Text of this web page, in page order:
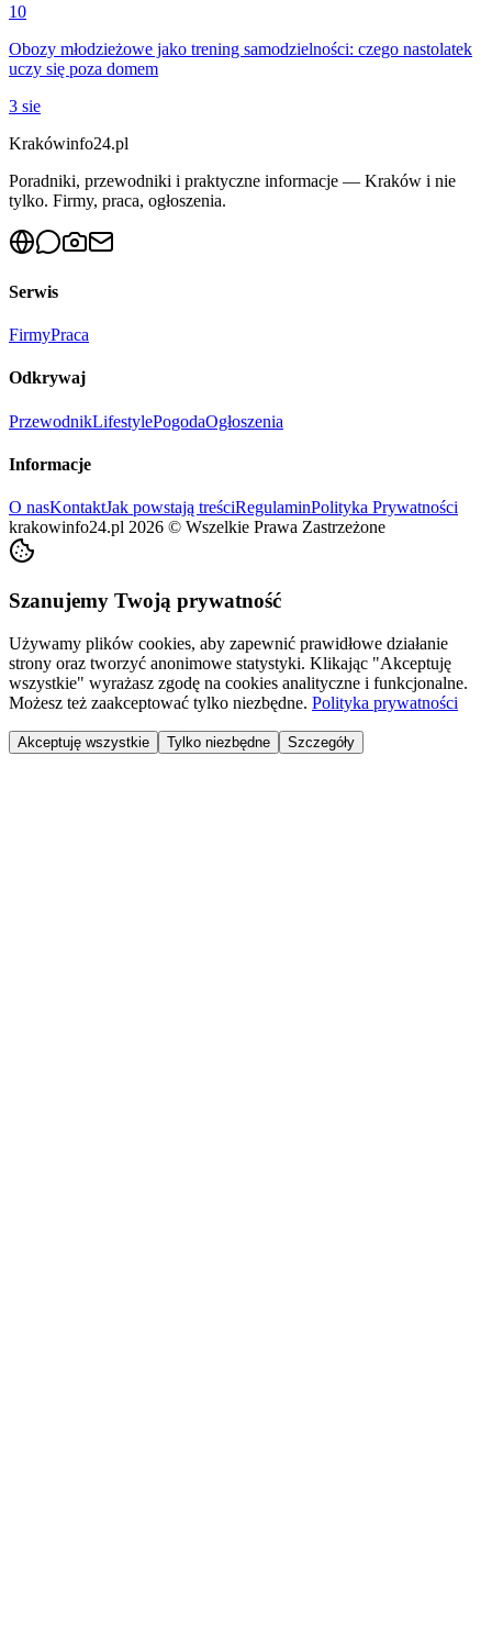
10
Obozy młodzieżowe jako trening samodzielności: czego nastolatek
uczy się poza domem
3 sie
Krakówinfo24.pl
Poradniki, przewodniki i praktyczne informacje — Kraków i nie
tylko. Firmy, praca, ogłoszenia.
Serwis
FirmyPraca
Odkrywaj
PrzewodnikLifestylePogodaOgłoszenia
Informacje
O nasKontaktJak powstają treściRegulaminPolityka Prywatności
krakowinfo24.pl 2026 © Wszelkie Prawa Zastrzeżone
Szanujemy Twoją prywatność
Używamy plików cookies, aby zapewnić prawidłowe działanie
strony oraz tworzyć anonimowe statystyki. Klikając "Akceptuję
wszystkie" wyrażasz zgodę na cookies analityczne i funkcjonalne.
Możesz też zaakceptować tylko niezbędne. Polityka prywatności
Akceptuję wszystkie Tylko niezbędne Szczegóły